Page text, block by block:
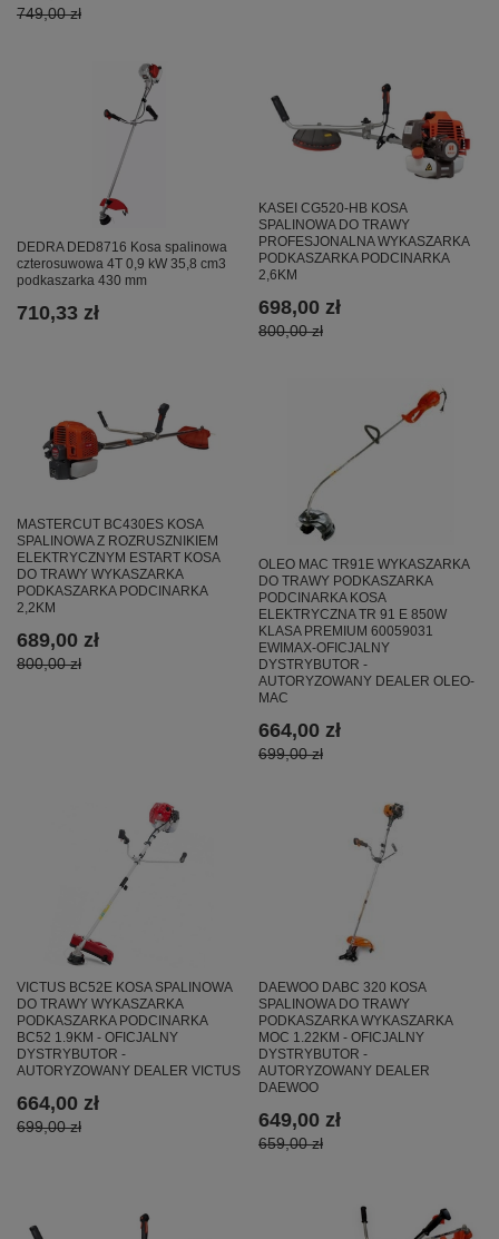
749,00 zł
DEDRA DED8716 Kosa spalinowa
czterosuwowa 4T 0,9 kW 35,8 cm3
podkaszarka 430 mm
710,33 zł
KASEI CG520-HB KOSA
SPALINOWA DO TRAWY
PROFESJONALNA WYKASZARKA
PODKASZARKA PODCINARKA
2,6KM
698,00 zł
800,00 zł
MASTERCUT BC430ES KOSA
SPALINOWA Z ROZRUSZNIKIEM
ELEKTRYCZNYM ESTART KOSA
DO TRAWY WYKASZARKA
PODKASZARKA PODCINARKA
2,2KM
689,00 zł
800,00 zł
OLEO MAC TR91E WYKASZARKA
DO TRAWY PODKASZARKA
PODCINARKA KOSA
ELEKTRYCZNA TR 91 E 850W
KLASA PREMIUM 60059031
EWIMAX-OFICJALNY
DYSTRYBUTOR -
AUTORYZOWANY DEALER OLEO-
MAC
664,00 zł
699,00 zł
VICTUS BC52E KOSA SPALINOWA
DO TRAWY WYKASZARKA
PODKASZARKA PODCINARKA
BC52 1.9KM - OFICJALNY
DYSTRYBUTOR -
AUTORYZOWANY DEALER VICTUS
664,00 zł
699,00 zł
DAEWOO DABC 320 KOSA
SPALINOWA DO TRAWY
PODKASZARKA WYKASZARKA
MOC 1.22KM - OFICJALNY
DYSTRYBUTOR -
AUTORYZOWANY DEALER
DAEWOO
649,00 zł
659,00 zł